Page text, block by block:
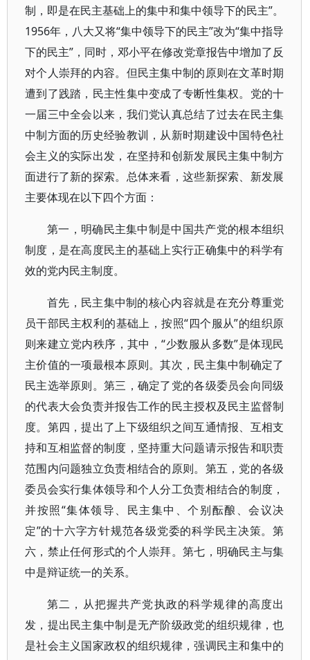
制，即是在民主基础上的集中和集中领导下的民主”。
1956年，八大又将“集中领导下的民主”改为“集中指导
下的民主”，同时，邓小平在修改党章报告中增加了反
对个人崇拜的内容。但民主集中制的原则在文革时期
遭到了践踏，民主性集中变成了专断性集权。党的十
一届三中全会以来，我们党认真总结了过去在民主集
中制方面的历史经验教训，从新时期建设中国特色社
会主义的实际出发，在坚持和创新发展民主集中制方
面进行了新的探索。总体来看，这些新探索、新发展
主要体现在以下四个方面：
第一，明确民主集中制是中国共产党的根本组织
制度，是在高度民主的基础上实行正确集中的科学有
效的党内民主制度。
首先，民主集中制的核心内容就是在充分尊重党
员干部民主权利的基础上，按照“四个服从”的组织原
则来建立党内秩序，其中，“少数服从多数”是体现民
主价值的一项最根本原则。其次，民主集中制确定了
民主选举原则。第三，确定了党的各级委员会向同级
的代表大会负责并报告工作的民主授权及民主监督制
度。第四，提出了上下级组织之间互通情报、互相支
持和互相监督的制度，坚持重大问题请示报告和职责
范围内问题独立负责相结合的原则。第五，党的各级
委员会实行集体领导和个人分工负责相结合的制度，
并按照“集体领导、民主集中、个别酝酿、会议决
定”的十六字方针规范各级党委的科学民主决策。第
六，禁止任何形式的个人崇拜。第七，明确民主与集
中是辩证统一的关系。
第二，从把握共产党执政的科学规律的高度出
发，提出民主集中制是无产阶级政党的组织规律，也
是社会主义国家政权的组织规律，强调民主和集中的